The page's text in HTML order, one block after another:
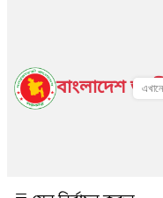
বাংলাদেশ